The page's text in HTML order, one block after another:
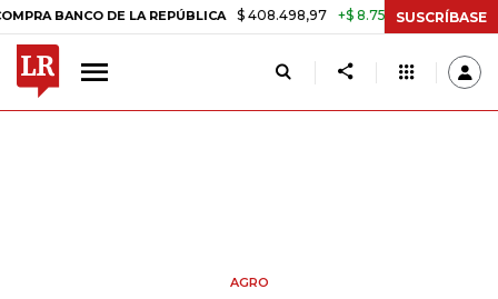
DE LA REPÚBLICA $ 408.498,97 +$ 8.753,81 +2,19% TASA DE
SUSCRÍBASE
AGRO